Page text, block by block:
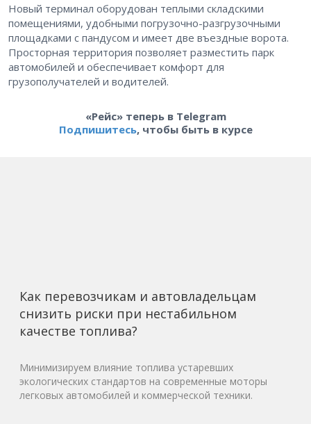
Новый терминал оборудован теплыми складскими
помещениями, удобными погрузочно-разгрузочными
площадками с пандусом и имеет две въездные ворота.
Просторная территория позволяет разместить парк
автомобилей и обеспечивает комфорт для
грузополучателей и водителей.
«Рейс» теперь в Telegram
Подпишитесь, чтобы быть в курсе
Как перевозчикам и автовладельцам
снизить риски при нестабильном
качестве топлива?
Минимизируем влияние топлива устаревших
экологических стандартов на современные моторы
легковых автомобилей и коммерческой техники.